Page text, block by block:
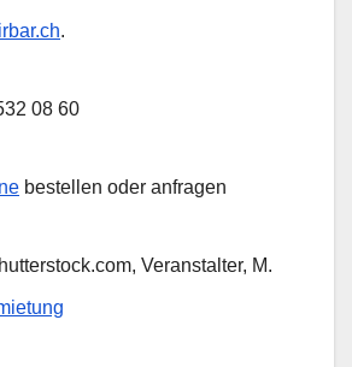
.
08 60
bestellen oder anfragen
Veranstalter, M.